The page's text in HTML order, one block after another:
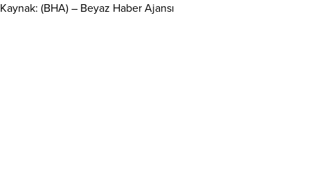
Kaynak: (BHA) – Beyaz Haber Ajansı